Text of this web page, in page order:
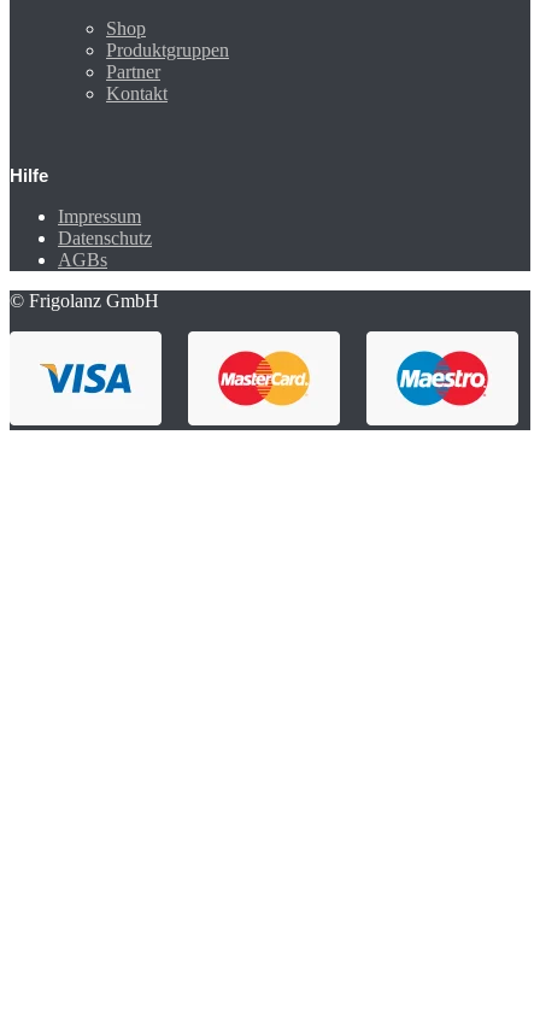
Shop
Produktgruppen
Partner
Kontakt
Hilfe
Impressum
Datenschutz
AGBs
© Frigolanz GmbH